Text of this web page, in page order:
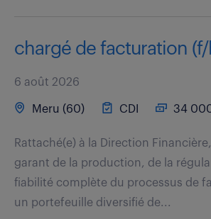
chargé de facturation (f/
6 août 2026
Meru (60) CDI 34
Rattaché(e) à la Direction
garant de la production, de la
fiabilité complète du processus de
un portefeuille diversifié de...